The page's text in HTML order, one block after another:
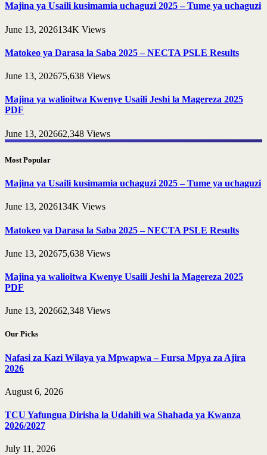
Majina ya Usaili kusimamia uchaguzi 2025 – Tume ya uchaguzi
June 13, 2026134K Views
Matokeo ya Darasa la Saba 2025 – NECTA PSLE Results
June 13, 202675,638 Views
Majina ya walioitwa Kwenye Usaili Jeshi la Magereza 2025
PDF
June 13, 202662,348 Views
Most Popular
Majina ya Usaili kusimamia uchaguzi 2025 – Tume ya uchaguzi
June 13, 2026134K Views
Matokeo ya Darasa la Saba 2025 – NECTA PSLE Results
June 13, 202675,638 Views
Majina ya walioitwa Kwenye Usaili Jeshi la Magereza 2025
PDF
June 13, 202662,348 Views
Our Picks
Nafasi za Kazi Wilaya ya Mpwapwa – Fursa Mpya za Ajira
2026
August 6, 2026
TCU Yafungua Dirisha la Udahili wa Shahada ya Kwanza
2026/2027
July 11, 2026